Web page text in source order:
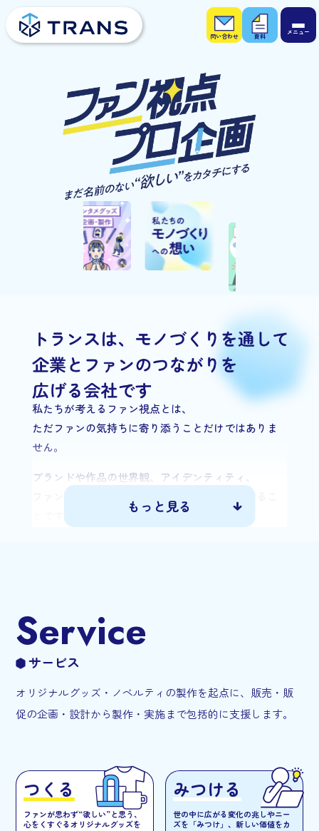
お問
い合
わせ
お役
立ち
資料
私たちが考えるファン視点とは、
ただファンの気持ちに寄り添うことだけではありま
せん。
ブランドや作品の世界観、アイデンティティ、
ファンの想いや価値観、行動までを深く理解するこ
その問いに応えるのが、私たちのプロ企画です。
ファン自身もまだ言葉にできない「欲しい」をカタ
チにします。
ファン視点で発想し、プロ企画で創り上げる。
詳しく見る
もっと見る
Service
サービス
オリジナルグッズ・ノベルティの製作を起点に、販売・販
促の企画・設計から製作・実施まで包括的に支援します。
つくる
ファンが思わず“欲しい”と思う、
心をくすぐるオリジナルグッズを
みつける
世の中に広がる変化の兆しやニー
ズを「みつけ」、新しい価値をカ